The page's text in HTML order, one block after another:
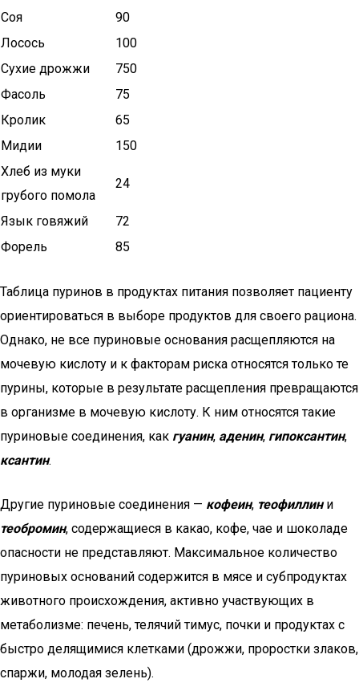
Соя
90
Лосось
100
Сухие дрожжи
750
Фасоль
75
Кролик
65
Мидии
150
Хлеб из муки
грубого помола
24
Язык говяжий
72
Форель
85
Таблица пуринов в продуктах питания позволяет пациенту
ориентироваться в выборе продуктов для своего рациона.
Однако, не все пуриновые основания расщепляются на
мочевую кислоту и к факторам риска относятся только те
пурины, которые в результате расщепления превращаются
в организме в мочевую кислоту. К ним относятся такие
пуриновые соединения, как гуанин, аденин, гипоксантин,
ксантин.
Другие пуриновые соединения — кофеин, теофиллини
теобромин, содержащиеся в какао, кофе, чае и шоколаде
опасности не представляют. Максимальное количество
пуриновых оснований содержится в мясе и субпродуктах
животного происхождения, активно участвующих в
метаболизме: печень, телячий тимус, почки и продуктах с
быстро делящимися клетками (дрожжи, проростки злаков,
спаржи, молодая зелень).